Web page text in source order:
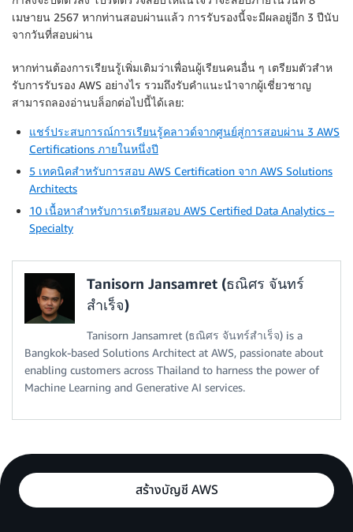
เมษายน 2567 หากท่านสอบผ่านแล้ว การรับรองนี้จะมีผลอยู่อีก 3 ปีนับ
จากวันที่สอบผ่าน
หากท่านต้องการเรียนรู้เพิ่มเติมว่าเพื่อนผู้เรียนคนอื่น ๆ เตรียมตัวสําห
รับการรับรอง AWS อย่างไร รวมถึงรับคําแนะนําจากผู้เชี่ยวชาญ
สามารถลองอ่านบล็อกต่อไปนี้ได้เลย:
แชร์ประสบการณ์การเรียนรู้คลาวด์จากศูนย์สู่การสอบผ่าน 3 AWS
Certifications ภายในหนึ่งปี
5 เทคนิคสำหรับการสอบ AWS Certification จาก AWS Solutions
Architects
10 เนื้อหาสำหรับการเตรียมสอบ AWS Certified Data Analytics –
Specialty
Tanisorn Jansamret (ธณิศร จันทร์
สำเร็จ)
Tanisorn Jansamret (ธณิศร จันทร์สำเร็จ) is a
Bangkok-based Solutions Architect at AWS, passionate about
enabling customers across Thailand to harness the power of
Machine Learning and Generative AI services.
สร้างบัญชี AWS